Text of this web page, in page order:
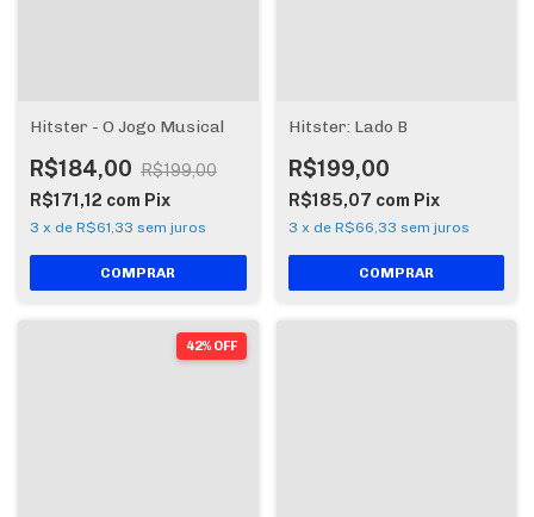
Hitster - O Jogo Musical
R$184,00 R$199,00
R$171,12 com Pix
3 x de R$61,33 sem juros
Hitster: Lado B
R$199,00
R$185,07 com Pix
3 x de R$66,33 sem juros
42% OFF